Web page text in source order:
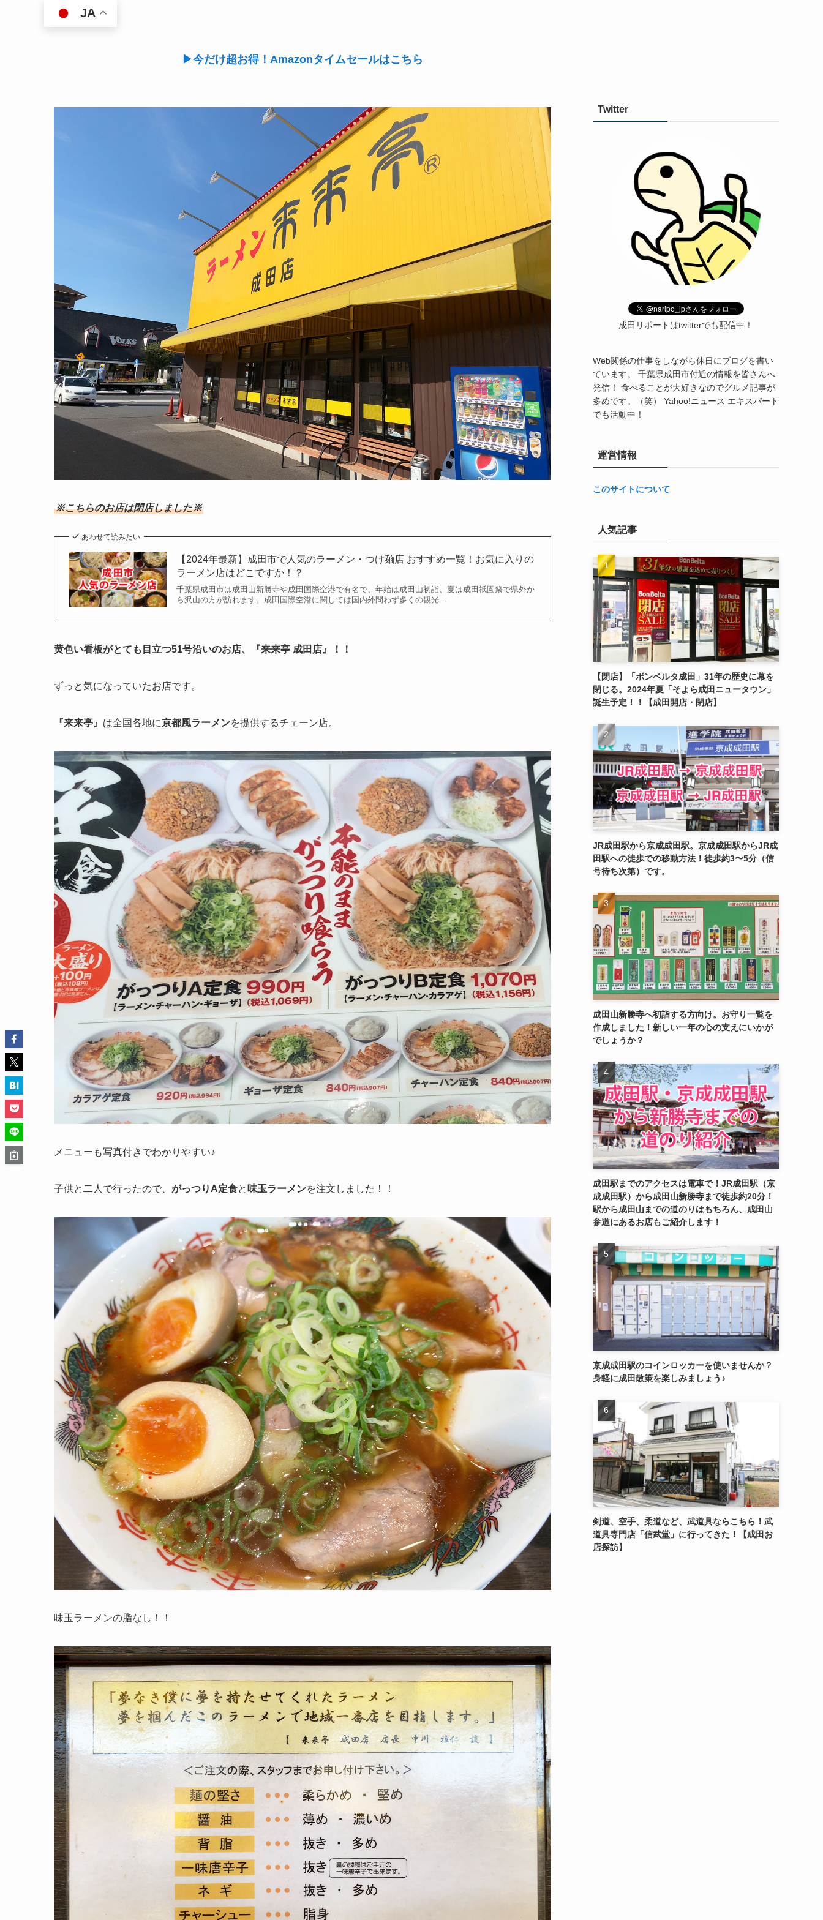
JA
▶今だけ超お得！Amazonタイムセールはこちら
※こちらのお店は閉店しました※
あわせて読みたい
【2024年最新】成田市で人気のラーメン・つけ麺店 おすすめ一覧！お気に入りの
ラーメン店はどこですか！？
千葉県成田市は成田山新勝寺や成田国際空港で有名で、年始は成田山初詣、夏は成田祇園祭で県外か
ら沢山の方が訪れます。成田国際空港に関しては国内外問わず多くの観光…
黄色い看板がとても目立つ51号沿いのお店、『来来亭 成田店』！！
ずっと気になっていたお店です。
『来来亭』 は全国各地に京都風ラーメンを提供するチェーン店。
メニューも写真付きでわかりやすい♪
子供と二人で行ったので、 がっつりA定食と 味玉ラーメンを注文しました！！
味玉ラーメンの脂なし！！
Twitter
成田リポートはtwitterでも配信中！
Web関係の仕事をしながら休日にブログを書い
ています。 千葉県成田市付近の情報を皆さんへ
発信！ 食べることが大好きなのでグルメ記事が
多めです。（笑） Yahoo!ニュース エキスパート
でも活動中！
運営情報
このサイトについて
人気記事
【閉店】「ボンベルタ成田」31年の歴史に幕を
閉じる。2024年夏「そよら成田ニュータウン」
誕生予定！！【成田開店・閉店】
JR成田駅から京成成田駅。京成成田駅からJR成
田駅への徒歩での移動方法！徒歩約3〜5分（信
号待ち次第）です。
成田山新勝寺へ初詣する方向け。お守り一覧を
作成しました！新しい一年の心の支えにいかが
でしょうか？
成田駅までのアクセスは電車で！JR成田駅（京
成成田駅）から成田山新勝寺まで徒歩約20分！
駅から成田山までの道のりはもちろん、成田山
参道にあるお店もご紹介します！
京成成田駅のコインロッカーを使いませんか？
身軽に成田散策を楽しみましょう♪
剣道、空手、柔道など、武道具ならこちら！武
道具専門店「信武堂」に行ってきた！【成田お
店探訪】